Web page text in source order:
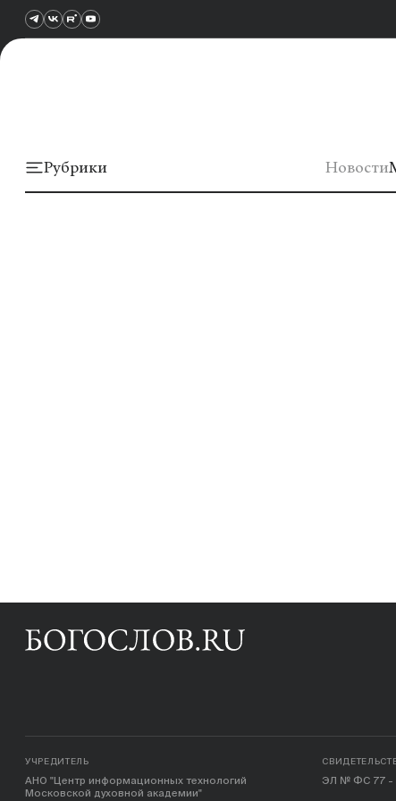
Рубрики Новости
УЧРЕДИТЕЛЬ
АНО "Центр информационных технологий
Московской духовной академии"
ЭЛ № ФС 77 -